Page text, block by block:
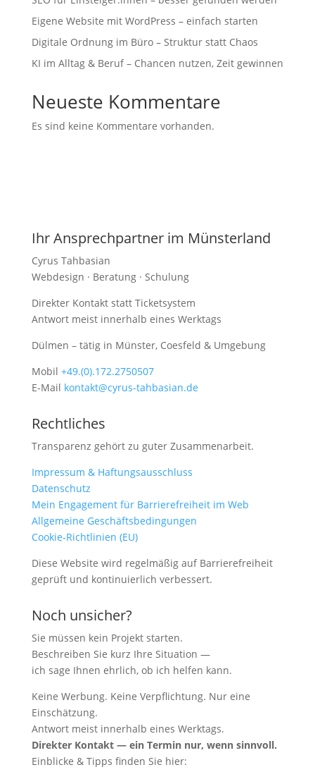
Eigene Website mit WordPress – einfach starten
Digitale Ordnung im Büro – Struktur statt Chaos
KI im Alltag & Beruf – Chancen nutzen, Zeit gewinnen
Neueste Kommentare
Es sind keine Kommentare vorhanden.
Ihr Ansprechpartner im Münsterland
Cyrus Tahbasian
Webdesign · Beratung · Schulung
Direkter Kontakt statt Ticketsystem
Antwort meist innerhalb eines Werktags
Dülmen – tätig in Münster, Coesfeld & Umgebung
Mobil +49.(0).172.2750507
E-Mail kontakt@cyrus-tahbasian.de
Rechtliches
Transparenz gehört zu guter Zusammenarbeit.
Impressum & Haftungsausschluss
Datenschutz
Mein Engagement für Barrierefreiheit im Web
Allgemeine Geschäftsbedingungen
Cookie-Richtlinien (EU)
Diese Website wird regelmäßig auf Barrierefreiheit
geprüft und kontinuierlich verbessert.
Noch unsicher?
Sie müssen kein Projekt starten.
Beschreiben Sie kurz Ihre Situation —
ich sage Ihnen ehrlich, ob ich helfen kann.
Keine Werbung. Keine Verpflichtung. Nur eine
Einschätzung.
Antwort meist innerhalb eines Werktags.
Direkter Kontakt — ein Termin nur, wenn sinnvoll.
Einblicke & Tipps finden Sie hier: